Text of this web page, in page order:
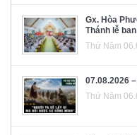
Gx. Hòa
Thánh lễ
Thứ Năm
07.08.2026
Thứ Năm